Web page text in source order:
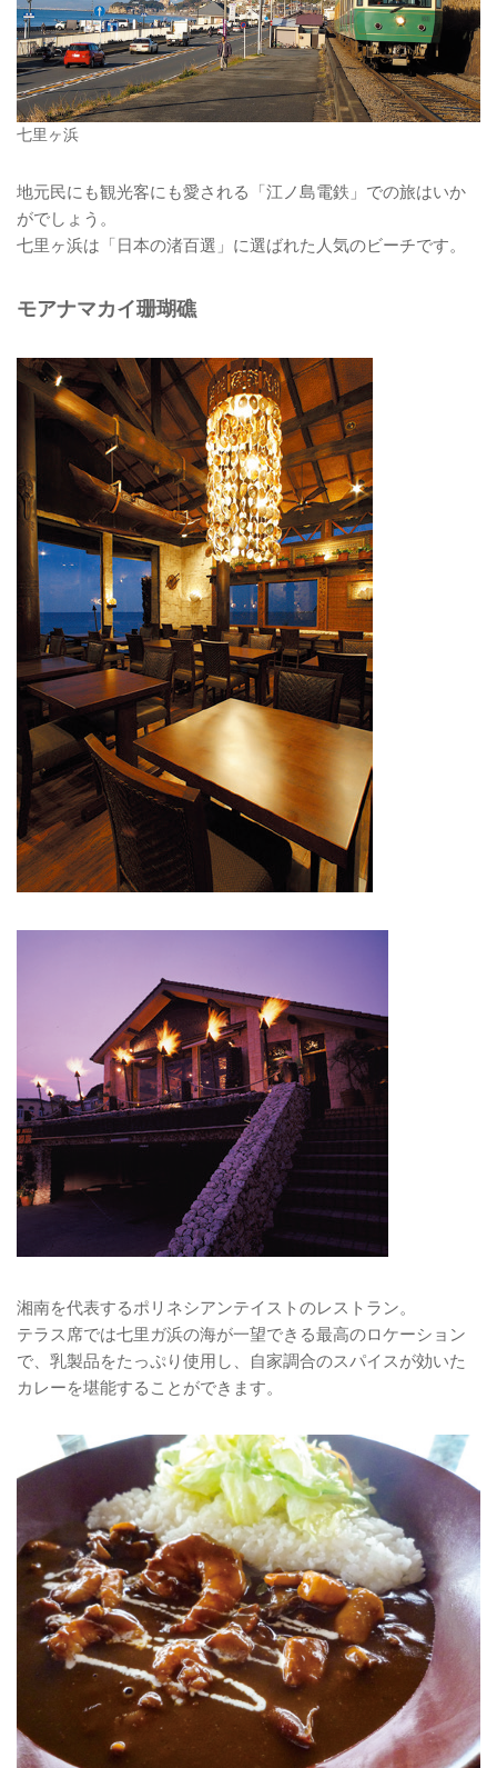
七里ヶ浜
地元民にも観光客にも愛される「江ノ島電鉄」での旅はいか
がでしょう。
七里ヶ浜は「日本の渚百選」に選ばれた人気のビーチです。
モアナマカイ珊瑚礁
湘南を代表するポリネシアンテイストのレストラン。
テラス席では七里ガ浜の海が一望できる最高のロケーション
で、乳製品をたっぷり使用し、自家調合のスパイスが効いた
カレーを堪能することができます。